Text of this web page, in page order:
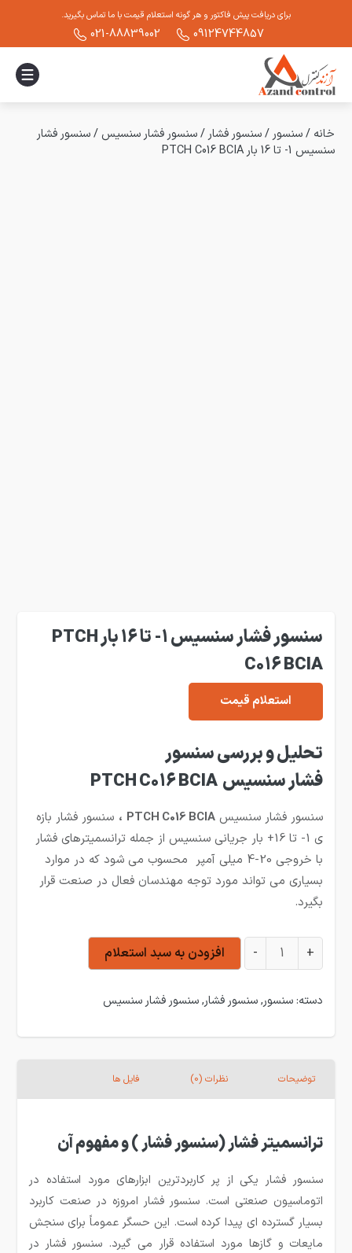
برای دریافت پیش فاکتور و هر گونه استعلام قیمت با ما تماس بگیرید.
09124744857
021-88839002
خانه /سنسور /سنسور فشار /سنسور فشار سنسیس /سنسور فشار
سنسیس 1- تا 16 بار PTCH C016 BCIA
سنسور فشار سنسیس 1- تا 16 بار PTCH
C016 BCIA
استعلام قیمت
تحلیل و بررسی سنسور
فشار سنسیسPTCH C016 BCIA
سنسور فشار سنسیسPTCH C016 BCIA ،سنسور فشار بازه
ی 1- تا 16+ بار جریانی سنسیس از جمله ترانسمیترهای فشار
با خروجی 20-4 میلی آمپر محسوب می شود که در موارد
بسیاری می تواند مورد توجه مهندسان فعال در صنعت قرار
بگیرد.
سنسور فشار سنسیس 1- تا 16 بار PTCH C016 BCIA عدد
+
- افزودن به سبد استعلام
دسته:سنسور,سنسور فشار,سنسور فشار سنسیس
توضیحات نظرات (0) فایل ها
ترانسمیتر فشار (سنسور فشار ) و مفهوم آن
سنسور فشار یکی از پر کاربردترین ابزارهای مورد استفاده در
اتوماسیون صنعتی است. سنسور فشار امروزه در صنعت کاربرد
بسیار گسترده ای پیدا کرده است. این حسگر عموماً برای سنجش
مایعات و گازها مورد استفاده قرار می گیرد. سنسور فشار در